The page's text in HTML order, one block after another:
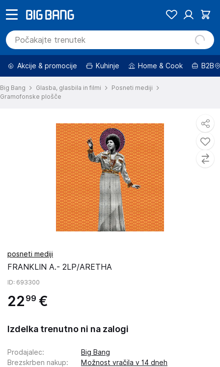
Akcije & promocije Kuhinje Home & Cook B2B
Big Bang Glasba, glasbila in filmi
Posneti mediji
Gramofonske plošče
posneti mediji
FRANKLIN A.- 2LP/ARETHA
ID: 693300
22 99 €
Izdelka trenutno ni na zalogi
Prodajalec:
Big Bang
Brezskrben nakup: Možnost vračila v 14 dneh